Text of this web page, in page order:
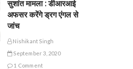
सुशांत मामला : डीआरआई
अफसर करेंगे ड्रग एंगल से
जांच
Nishikant Singh
September 3, 2020
1 Comment